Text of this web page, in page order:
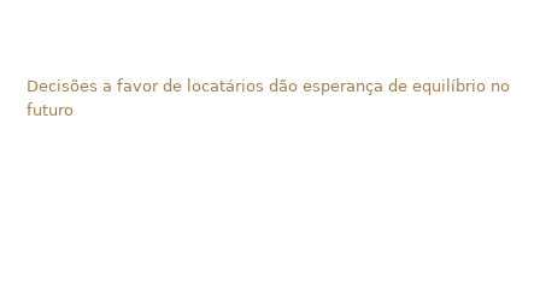
Decisões a favor de locatários dão esperança de equilíbrio no
futuro